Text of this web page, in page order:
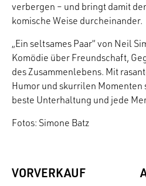
verbergen – und bringt damit
komische Weise durcheinander.
„Ein seltsames Paar“ von Neil
Komödie über Freundschaft,
des Zusammenlebens. Mit
Humor und skurrilen Momenten
beste Unterhaltung und jede
Fotos: Simone Batz
VORVERKAUF